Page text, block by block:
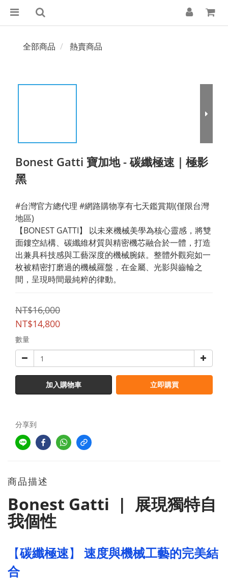
全部商品 熱賣商品
Bonest Gatti 寶加地 - 碳纖極速｜極影
黑
#台灣官方總代理 #網路購物享有七天鑑賞期(僅限台灣
地區)
【BONEST GATTI】 以未來機械美學為核心靈感，將雙
面鏤空結構、碳纖維材質與精密機芯融合於一體，打造
出兼具科技感與工藝深度的機械腕錶。整體外觀宛如一
枚被精密打磨過的機械羅盤，在金屬、光影與齒輪之
間，呈現時間最純粹的律動。
NT$16,000
NT$14,800
數量
加入購物車 立即購買
分享到
商品描述
Bonest Gatti | 展現獨特自
我個性
【碳纖極速】 速度與機械工藝的完美結
合